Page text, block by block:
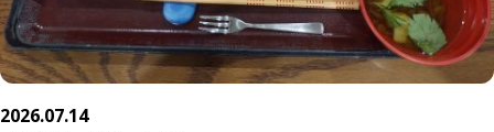
2026.07.14